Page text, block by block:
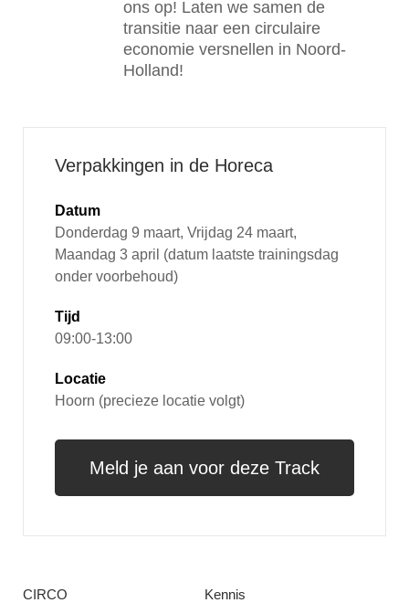
ons op! Laten we samen de
transitie naar een circulaire
economie versnellen in Noord-
Holland!
Verpakkingen in de Horeca
Datum
Donderdag 9 maart, Vrijdag 24 maart,
Maandag 3 april (datum laatste trainingsdag
onder voorbehoud)
Tijd
09:00-13:00
Locatie
Hoorn (precieze locatie volgt)
Meld je aan voor deze Track
CIRCO Kennis